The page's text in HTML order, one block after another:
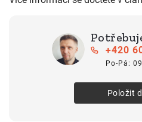
+420
Po-Pá:
Položit